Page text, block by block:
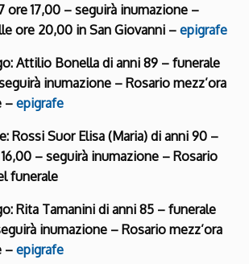
ore 17,00 – seguirà inumazione –
ore 20,00 in San Giovanni – epigrafe
Attilio Bonella di anni 89 – funerale
inumazione – Rosario mezz’ora
– epigrafe
Rossi Suor Elisa (Maria) di anni 90 –
– seguirà inumazione – Rosario
funerale
Rita Tamanini di anni 85 – funerale
inumazione – Rosario mezz’ora
– epigrafe